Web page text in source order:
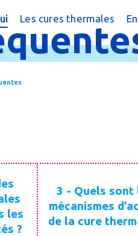
?
Les cures thermales
Cures
les
?
3 - Quels sont
mécanismes
de la cure